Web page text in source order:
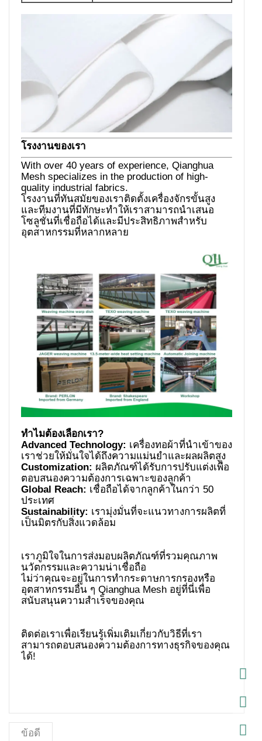
โรงงานของเรา
With over 40 years of experience, Qianghua
Mesh specializes in the production of high-
quality industrial fabrics.
โรงงานที่ทันสมัยของเราติดตั้งเครื่องจักรขั้นสูง
และทีมงานที่มีทักษะทำให้เราสามารถนำเสนอ
โซลูชั่นที่เชื่อถือได้และมีประสิทธิภาพสำหรับ
อุตสาหกรรมที่หลากหลาย
Advanced Technology: เครื่องทอผ้าที่นำเข้าของ
Customization: ผลิตภัณฑ์ได้รับการปรับแต่งเพื่อ
Global Reach: เชื่อถือได้จากลูกค้าในกว่า 50
Sustainability: เรามุ่งมั่นที่จะแนวทางการผลิตที่
เราภูมิใจในการส่งมอบผลิตภัณฑ์ที่รวมคุณภาพ
นวัตกรรมและความน่าเชื่อถือ
ไม่ว่าคุณจะอยู่ในการทำกระดาษการกรองหรือ
อุตสาหกรรมอื่น ๆ Qianghua Mesh อยู่ที่นี่เพื่อ
ติดต่อเราเพื่อเรียนรู้เพิ่มเติมเกี่ยวกับวิธีที่เรา
สามารถตอบสนองความต้องการทางธุรกิจของคุณ
ได้!
ข้อดี